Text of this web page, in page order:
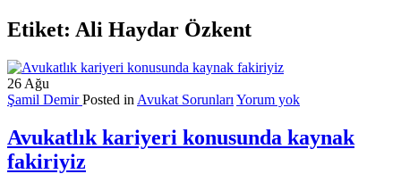
Etiket: Ali Haydar Özkent
26 Ağu
Şamil DemirPosted in Avukat Sorunları Yorum yok
Avukatlık kariyeri konusunda kaynak
fakiriyiz